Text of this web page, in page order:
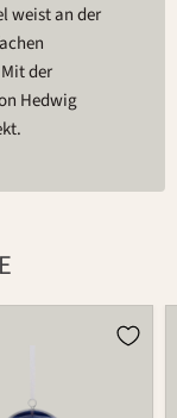
weist an der
der
Hedwig